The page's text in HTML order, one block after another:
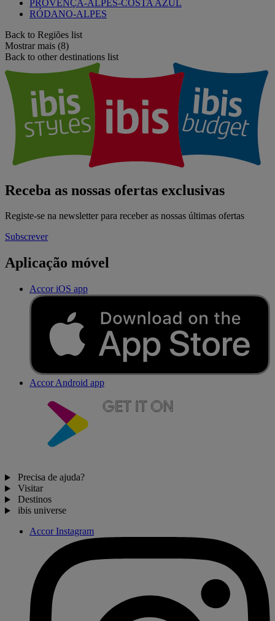
PROVENÇA-ALPES-COSTA AZUL
RÓDANO-ALPES
Back to Regiões list
Mostrar mais (8)
Back to other destinations list
Receba as nossas ofertas exclusivas
Registe-se na newsletter para receber as nossas últimas ofertas
Subscrever
Aplicação móvel
Accor iOS app
Accor Android app
Precisa de ajuda?
Visitar
Destinos
ibis universe
Accor Instagram